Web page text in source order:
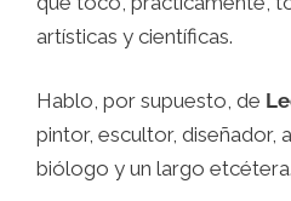
artísticas y científicas.
Hablo, por supuesto, de
pintor, escultor, diseñador,
biólogo y un largo etcétera.